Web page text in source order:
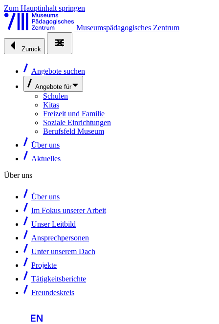
Zum Hauptinhalt springen
Museumspädagogisches Zentrum
Zurück
Angebote suchen
Angebote für
Schulen
Kitas
Freizeit und Familie
Soziale Einrichtungen
Berufsfeld Museum
Über uns
Aktuelles
Über uns
Über uns
Im Fokus unserer Arbeit
Unser Leitbild
Ansprechpersonen
Unter unserem Dach
Projekte
Tätigkeitsberichte
Freundeskreis